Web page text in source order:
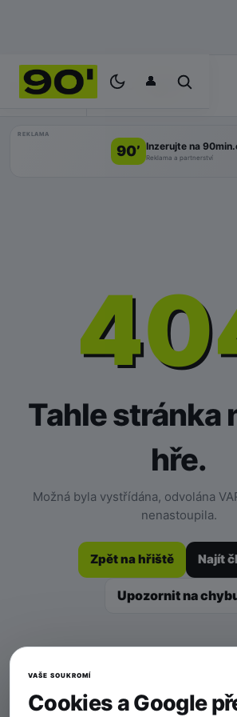
👤
PROGRAM 17:00 Zlin
REKLAMA
90’ Inzerujte na
Reklama a partnerství
Tahle stránka
hře.
Možná byla vystřídána, odvolána
nenastoupila.
Zpět na hřiště Najít
Upozornit na
VAŠE SOUKROMÍ
Cookies a Google